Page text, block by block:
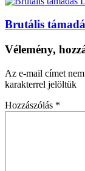
Brutális
Vélemény,
Az e-mail címet
karakterrel jelöltük
Hozzászólás *